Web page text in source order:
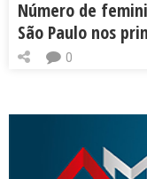
Número de
São Paulo nos
0